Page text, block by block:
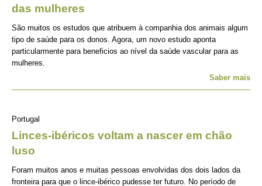
das mulheres
São muitos os estudos que atribuem à companhia dos animais algum
tipo de saúde para os donos. Agora, um novo estudo aponta
particularmente para beneficios ao nível da saúde vascular para as
mulheres.
Saber mais
Portugal
Linces-ibéricos voltam a nascer em chão
luso
Foram muitos anos e muitas pessoas envolvidas dos dois lados da
fronteira para que o lince-ibérico pudesse ter futuro. No período de